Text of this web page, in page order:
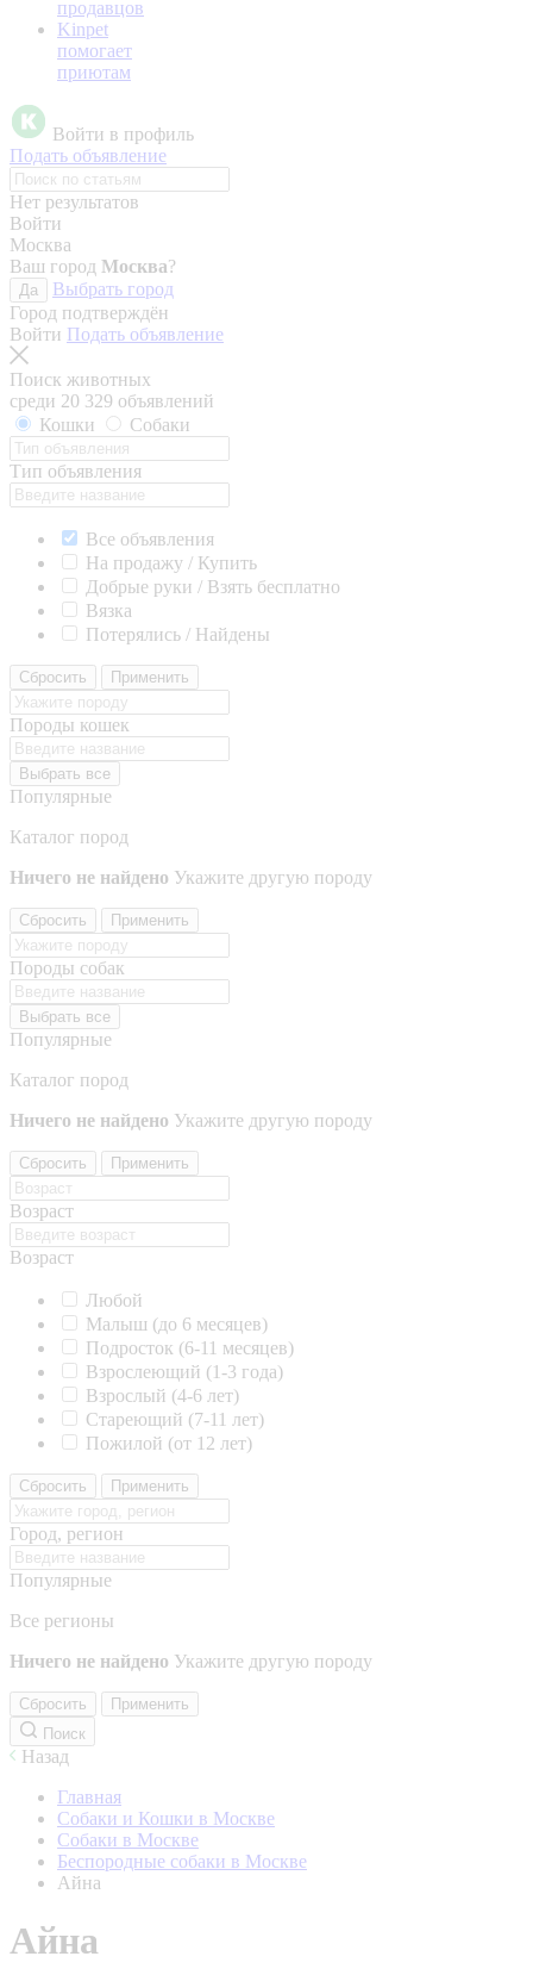
продавцов
Kinpet
помогает
приютам
Войти в профиль
Подать объявление
Нет результатов
Войти
Москва
Ваш город Москва?
Да
Выбрать город
Город подтверждён
Войти Подать объявление
Поиск животных
среди 20 329 объявлений
Кошки
Собаки
Тип объявления
Все объявления
На продажу / Купить
Добрые руки / Взять бесплатно
Вязка
Потерялись / Найдены
Сбросить Применить
Породы кошек
Выбрать все
Популярные
Каталог пород
Ничего не найдено Укажите другую породу
Сбросить Применить
Породы собак
Выбрать все
Популярные
Каталог пород
Ничего не найдено Укажите другую породу
Сбросить Применить
Возраст
Возраст
Любой
Малыш (до 6 месяцев)
Подросток (6-11 месяцев)
Взрослеющий (1-3 года)
Взрослый (4-6 лет)
Стареющий (7-11 лет)
Пожилой (от 12 лет)
Сбросить Применить
Город, регион
Популярные
Все регионы
Ничего не найдено Укажите другую породу
Сбросить
Применить
Поиск
Назад
Главная
Собаки и Кошки в Москве
Собаки в Москве
Беспородные собаки в Москве
Айна
Айна